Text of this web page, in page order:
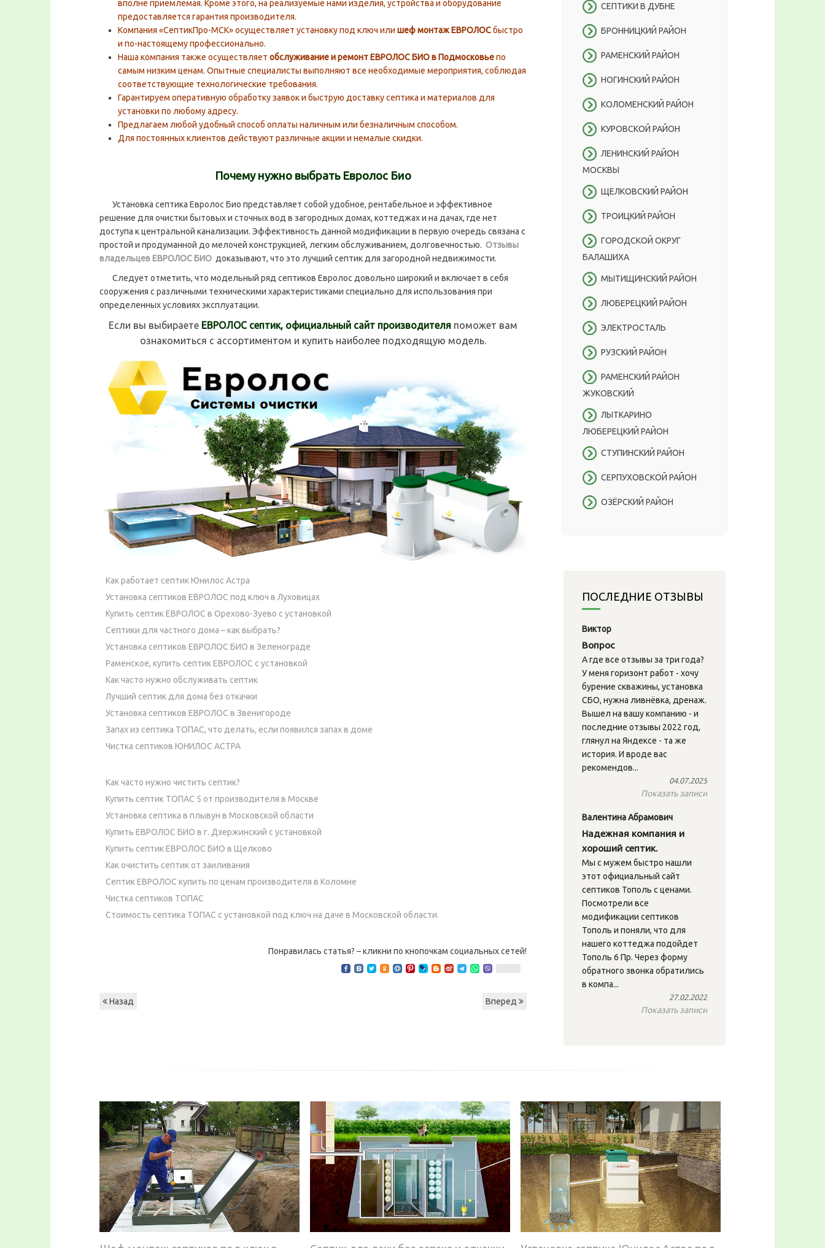
вполне приемлемая. Кроме этого, на реализуемые нами изделия, устройства и оборудование
предоставляется гарантия производителя.
Компания «СептикПро-МСК» осуществляет установку под ключ или шеф монтаж ЕВРОЛОСбыстро
и по-настоящему профессионально.
Наша компания также осуществляет обслуживание и ремонт ЕВРОЛОС БИО в Подмосковьепо
самым низким ценам. Опытные специалисты выполняют все необходимые мероприятия, соблюдая
соответствующие технологические требования.
Гарантируем оперативную обработку заявок и быструю доставку септика и материалов для
установки по любому адресу.
Предлагаем любой удобный способ оплаты наличным или безналичным способом.
Для постоянных клиентов действуют различные акции и немалые скидки.
Почему нужно выбрать Евролос Био
Установка септика Евролос Био представляет собой удобное, рентабельное и эффективное
решение для очистки бытовых и сточных вод в загородных домах, коттеджах и на дачах, где нет
доступа к центральной канализации. Эффективность данной модификации в первую очередь связана с
простой и продуманной до мелочей конструкцией, легким обслуживанием, долговечностью. Отзывы
владельцев ЕВРОЛОС БИО доказывают, что это лучший септик для загородной недвижимости.
Следует отметить, что модельный ряд септиков Евролос довольно широкий и включает в себя
сооружения с различными техническими характеристиками специально для использования при
определенных условиях эксплуатации.
Если вы выбираете ЕВРОЛОС септик, официальный сайт производителя поможет вам
ознакомиться с ассортиментом и купить наиболее подходящую модель.
Как работает септик Юнилос Астра
Установка септиков ЕВРОЛОС под ключ в Луховицах
Купить септик ЕВРОЛОС в Орехово-Зуево с установкой
Септики для частного дома – как выбрать?
Установка септиков ЕВРОЛОС БИО в Зеленограде
Раменское, купить септик ЕВРОЛОС с установкой
Как часто нужно обслуживать септик
Лучший септик для дома без откачки
Установка септиков ЕВРОЛОС в Звенигороде
Запах из септика ТОПАС, что делать, если появился запах в доме
Чистка септиков ЮНИЛОС АСТРА
Как часто нужно чистить септик?
Купить септик ТОПАС 5 от производителя в Москве
Установка септика в плывун в Московской области
Купить ЕВРОЛОС БИО в г. Дзержинский с установкой
Купить септик ЕВРОЛОС БИО в Щелково
Как очистить септик от заиливания
Септик ЕВРОЛОС купить по ценам производителя в Коломне
Чистка септиков ТОПАС
Стоимость септика ТОПАС с установкой под ключ на даче в Московской области.
Понравилась статья? – кликни по кнопочкам социальных сетей!
Назад Вперед
СЕПТИКИ В ДУБНЕ
БРОННИЦКИЙ РАЙОН
РАМЕНСКИЙ РАЙОН
НОГИНСКИЙ РАЙОН
КОЛОМЕНСКИЙ РАЙОН
КУРОВСКОЙ РАЙОН
ЛЕНИНСКИЙ РАЙОН
МОСКВЫ
ЩЕЛКОВСКИЙ РАЙОН
ТРОИЦКИЙ РАЙОН
ГОРОДСКОЙ ОКРУГ
БАЛАШИХА
МЫТИЩИНСКИЙ РАЙОН
ЛЮБЕРЕЦКИЙ РАЙОН
ЭЛЕКТРОСТАЛЬ
РУЗСКИЙ РАЙОН
РАМЕНСКИЙ РАЙОН
ЖУКОВСКИЙ
ЛЫТКАРИНО
ЛЮБЕРЕЦКИЙ РАЙОН
СТУПИНСКИЙ РАЙОН
СЕРПУХОВСКОЙ РАЙОН
ОЗЁРСКИЙ РАЙОН
ПОСЛЕДНИЕ ОТЗЫВЫ
Виктор
Вопрос
А где все отзывы за три года?
У меня горизонт работ - хочу
бурение скважины, установка
СБО, нужна ливнёвка, дренаж.
Вышел на вашу компанию - и
последние отзывы 2022 год,
глянул на Яндексе - та же
история. И вроде вас
рекомендов...
04.07.2025
Показать записи
Валентина Абрамович
Надежная компания и
хороший септик.
Мы с мужем быстро нашли
этот официальный сайт
септиков Тополь с ценами.
Посмотрели все
модификации септиков
Тополь и поняли, что для
нашего коттеджа подойдет
Тополь 6 Пр. Через форму
обратного звонка обратились
в компа...
27.02.2022
Показать записи